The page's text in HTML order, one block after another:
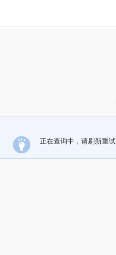
正在查询中，请刷新重试